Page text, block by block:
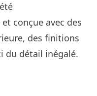
conçue avec des
des finitions
du détail inégalé.